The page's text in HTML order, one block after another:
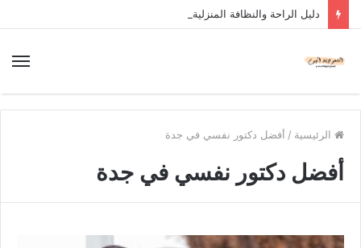
دليل الراحة والنظافة المنزلية
الرئيسية / أفضل دكتور نفسي في جدة
أفضل دكتور نفسي في جدة